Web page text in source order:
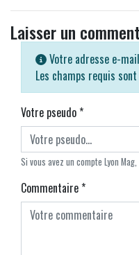
Laisser un
Votre adresse e-
Les champs requis
Votre pseudo*
Si vous avez un compte Lyon Mag,
Commentaire*